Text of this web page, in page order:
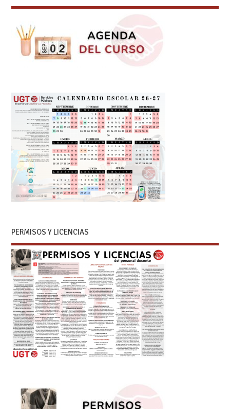
PERMISOS Y LICENCIAS